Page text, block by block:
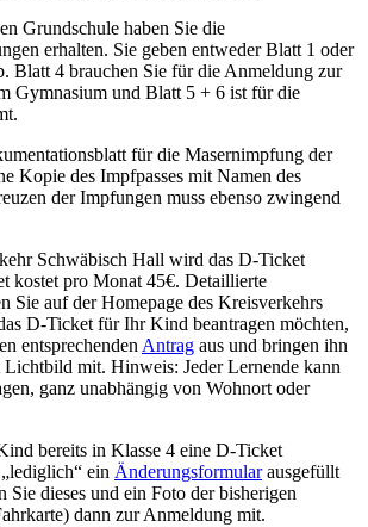
Grundschule haben Sie die
erhalten. Sie geben entweder Blatt 1 oder
Blatt 4 brauchen Sie für die Anmeldung zur
Gymnasium und Blatt 5 + 6 ist für die
für die Masernimpfung der
Kopie des Impfpasses mit Namen des
der Impfungen muss ebenso zwingend
Schwäbisch Hall wird das D-Ticket
kostet pro Monat 45€. Detaillierte
Sie auf der Homepage des Kreisverkehrs
D-Ticket für Ihr Kind beantragen möchten,
entsprechenden Antrag aus und bringen ihn
mit. Hinweis: Jeder Lernende kann
ganz unabhängig von Wohnort oder
bereits in Klasse 4 eine D-Ticket
ein Änderungsformularausgefüllt
Sie dieses und ein Foto der bisherigen
dann zur Anmeldung mit.